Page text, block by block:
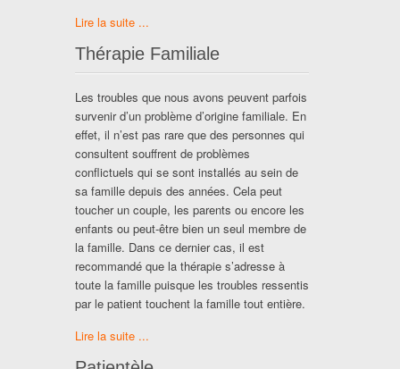
Lire la suite ...
Thérapie Familiale
Les troubles que nous avons peuvent parfois
survenir d’un problème d’origine familiale. En
effet, il n’est pas rare que des personnes qui
consultent souffrent de problèmes
conflictuels qui se sont installés au sein de
sa famille depuis des années. Cela peut
toucher un couple, les parents ou encore les
enfants ou peut-être bien un seul membre de
la famille. Dans ce dernier cas, il est
recommandé que la thérapie s’adresse à
toute la famille puisque les troubles ressentis
par le patient touchent la famille tout entière.
Lire la suite ...